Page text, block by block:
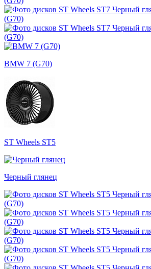
BMW 7 (G70)
ST Wheels ST5
Черный глянец